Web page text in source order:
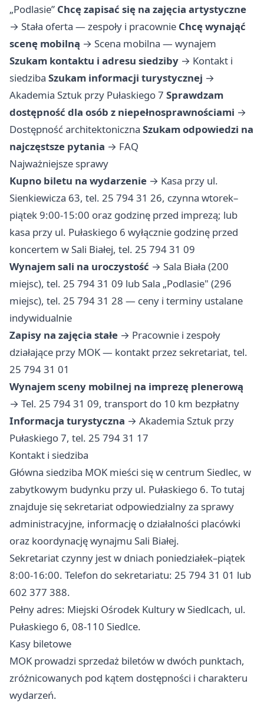
„Podlasie” Chcę zapisać się na zajęcia artystyczne
→ Stała oferta — zespoły i pracownie Chcę wynająć
scenę mobilną → Scena mobilna — wynajem
Szukam kontaktu i adresu siedziby → Kontakt i
siedziba Szukam informacji turystycznej →
Akademia Sztuk przy Pułaskiego 7 Sprawdzam
dostępność dla osób z niepełnosprawnościami →
Dostępność architektoniczna Szukam odpowiedzi na
najczęstsze pytania → FAQ
Najważniejsze sprawy
Kupno biletu na wydarzenie → Kasa przy ul.
Sienkiewicza 63, tel. 25 794 31 26, czynna wtorek–
piątek 9:00-15:00 oraz godzinę przed imprezą; lub
kasa przy ul. Pułaskiego 6 wyłącznie godzinę przed
koncertem w Sali Białej, tel. 25 794 31 09
Wynajem sali na uroczystość → Sala Biała (200
miejsc), tel. 25 794 31 09 lub Sala „Podlasie" (296
miejsc), tel. 25 794 31 28 — ceny i terminy ustalane
indywidualnie
Zapisy na zajęcia stałe → Pracownie i zespoły
działające przy MOK — kontakt przez sekretariat, tel.
25 794 31 01
Wynajem sceny mobilnej na imprezę plenerową
→ Tel. 25 794 31 09, transport do 10 km bezpłatny
Informacja turystyczna → Akademia Sztuk przy
Pułaskiego 7, tel. 25 794 31 17
Kontakt i siedziba
Główna siedziba MOK mieści się w centrum Siedlec, w
zabytkowym budynku przy ul. Pułaskiego 6. To tutaj
znajduje się sekretariat odpowiedzialny za sprawy
administracyjne, informację o działalności placówki
oraz koordynację wynajmu Sali Białej.
Sekretariat czynny jest w dniach poniedziałek–piątek
8:00-16:00. Telefon do sekretariatu: 25 794 31 01 lub
602 377 388.
Pełny adres: Miejski Ośrodek Kultury w Siedlcach, ul.
Pułaskiego 6, 08-110 Siedlce.
Kasy biletowe
MOK prowadzi sprzedaż biletów w dwóch punktach,
zróżnicowanych pod kątem dostępności i charakteru
wydarzeń.